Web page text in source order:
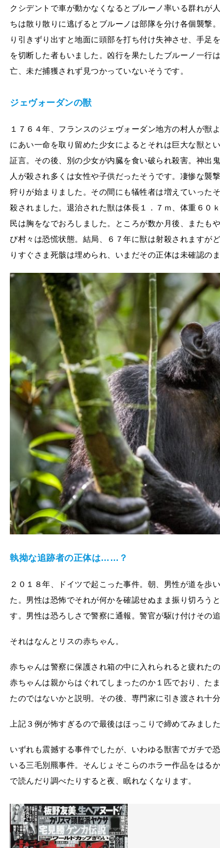
クシデントで車が動かなくなるとブルーノ率いる群れが
ちは散り散りに逃げるとブルーノは部隊を分け各個襲撃
り引きずり出すと地面に頭部を打ち付け失神させ、手足
を切断した者もいました。凶行を果たしたブルーノ一行
亡、未だ捕獲されず見つかっていないそうです。
ジェヴォーダンの獣
１７６４年、フランスのジェヴォーダン地方の村人が獣
にあい一命を取り留めた少女によるとそれは巨大な獣と
証言。その後、別の少女が内臓を食い破られ殺害。神出
人が殺され多くは女性や子供だったそうです。凄惨な襲
狩りが始まりました。その間にも犠牲者は増えていった
殺されました。退治された獣は体長１．７ｍ、体重６０
民は胸をなでおろしました。ところが数か月後、またも
び村々は恐慌状態。結局、６７年に獣は射殺されますが
りすぐさま死骸は埋められ、いまだその正体は未確認の
執拗な追跡者の正体は……？
２０１８年、ドイツで起こった事件。朝、男性が道を歩
た。男性は恐怖でそれが何かを確認せぬまま振り切ろう
す。男性は恐ろしさで警察に通報。警官が駆け付けそ
それはなんとリスの赤ちゃん。
赤ちゃんは警察に保護され箱の中に入れられると疲れた
赤ちゃんは親からはぐれてしまったのか１匹でおり、た
たのではないかと説明。その後、専門家に引き渡され十
上記３例が怖すぎるので最後はほっこりで締めてみまし
いずれも震撼する事件でしたが、いわゆる獣害でガチで
いる三毛別羆事件。そんじょそこらのホラー作品をはる
で読んだり調べたりすると夜、眠れなくなります。